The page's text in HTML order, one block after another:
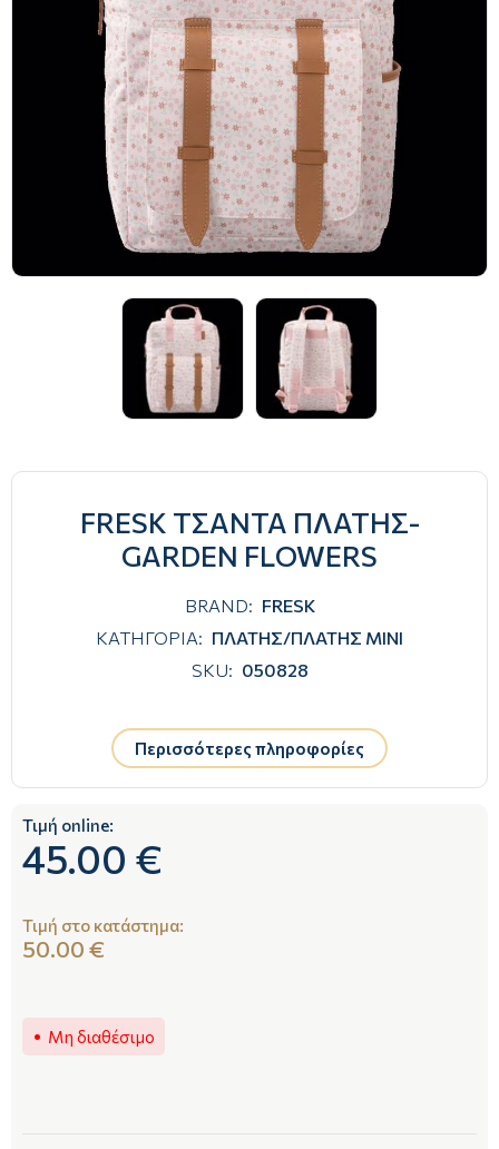
FRESK ΤΣΑΝΤΑ ΠΛΑΤΗΣ-
GARDEN FLOWERS
BRAND: FRESK
ΚΑΤΗΓΟΡΙΑ: ΠΛΑΤΗΣ/ΠΛΑΤΗΣ ΜΙΝΙ
SKU: 050828
Περισσότερες πληροφορίες
Τιμή online:
45.00 €
Τιμή στο κατάστημα:
50.00 €
Μη διαθέσιμο